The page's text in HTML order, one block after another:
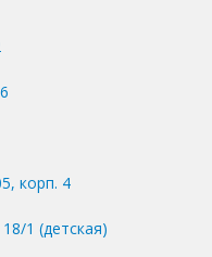
корп. 4
1 (детская)